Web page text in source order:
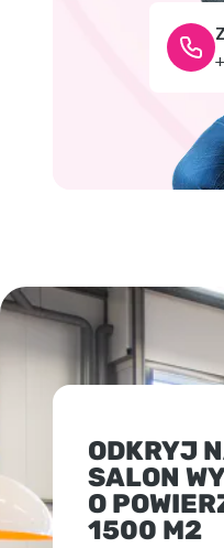
ODKRYJ
SALON
O
1500 M2